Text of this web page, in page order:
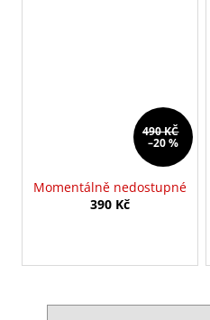
490 KČ
–20 %
Momentálně nedostupné
390 Kč